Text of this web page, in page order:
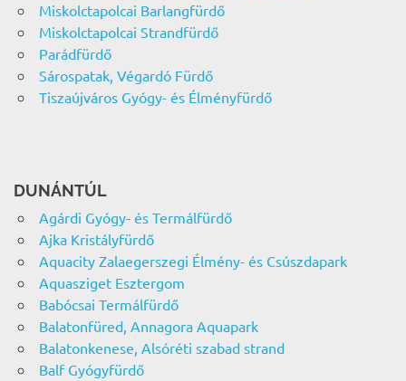
Miskolctapolcai Barlangfürdő
Miskolctapolcai Strandfürdő
Parádfürdő
Sárospatak, Végardó Fürdő
Tiszaújváros Gyógy- és Élményfürdő
DUNÁNTÚL
Agárdi Gyógy- és Termálfürdő
Ajka Kristályfürdő
Aquacity Zalaegerszegi Élmény- és Csúszdapark
Aquasziget Esztergom
Babócsai Termálfürdő
Balatonfüred, Annagora Aquapark
Balatonkenese, Alsóréti szabad strand
Balf Gyógyfürdő